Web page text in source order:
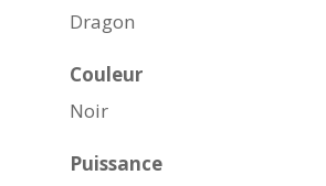
Dragon
Couleur
Noir
Puissance